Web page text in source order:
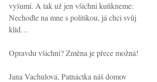
vyšumí. A tak už jen všichni kuňkneme:
Nechoďte na mne s politikou, já chci svůj
klid…
Opravdu všichni? Změna je přece možná!
Jana Vachulová, Patnáctka náš domov